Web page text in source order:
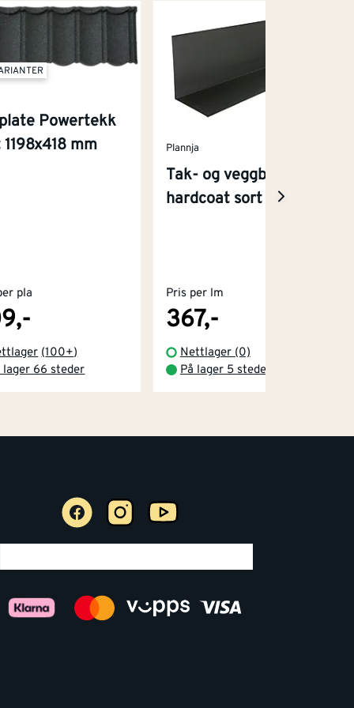
Powertekk
mm
pla
(100+)
lager 66 steder
Plannja
Tak- og veggbeslag
hardcoat sort 2 m
Pris per lm
367,-
Nettlager (0)
På lager 5 steder